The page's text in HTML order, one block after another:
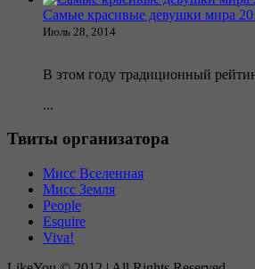
Самые красивые девушки мира
Июль 28, 2014
В этом году традиционный
...
Твиты организатора
Мисс Вселенная
Мисс Земля
People
Esquire
Viva!